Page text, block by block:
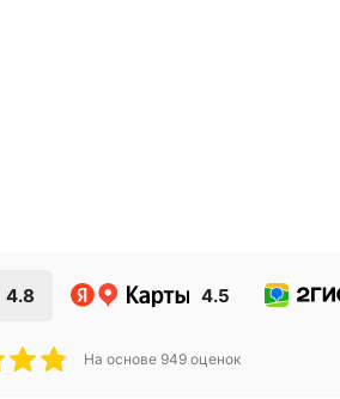
4.8 4.5
На основе 949 оценок